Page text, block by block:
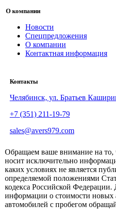
О компании
Новости
Спецпредложения
О компании
Контактная информация
Контакты
Челябинск, ул. Братьев
+7 (351) 211-19-79
sales@avers979.com
Обращаем ваше внимание на то,
носит исключительно
каких условиях не является
определяемой положениями
кодекса Российской
информации о стоимости новых
автомобилей с пробегом